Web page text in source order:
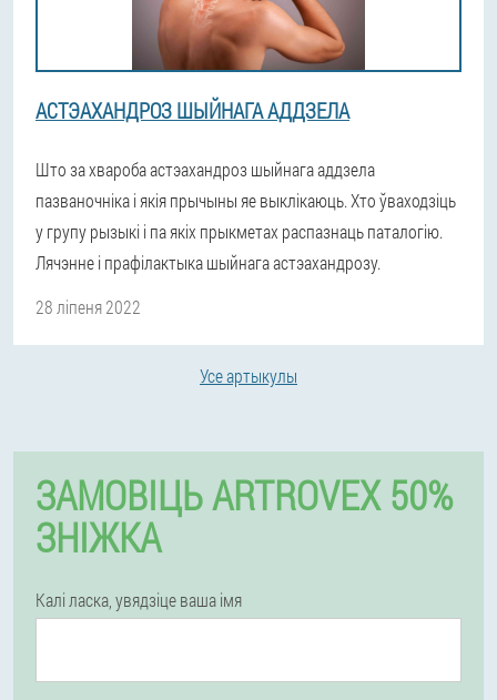
АСТЭАХАНДРОЗ ШЫЙНАГА АДДЗЕЛА
Што за хвароба астэахандроз шыйнага аддзела
пазваночніка і якія прычыны яе выклікаюць. Хто ўваходзіць
у групу рызыкі і па якіх прыкметах распазнаць паталогію.
Лячэнне і прафілактыка шыйнага астэахандрозу.
28 ліпеня 2022
Усе артыкулы
ЗАМОВІЦЬ ARTROVEX 50%
ЗНІЖКА
Калі ласка, увядзіце ваша імя